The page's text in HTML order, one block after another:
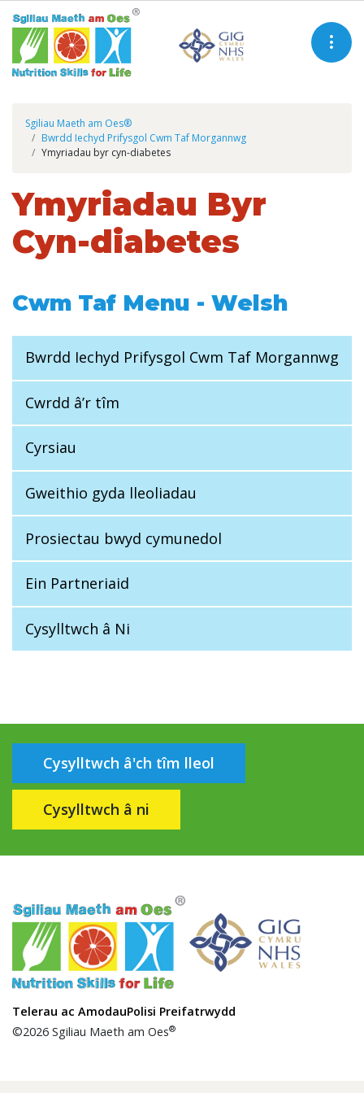
Sgiliau Maeth am Oes®
Bwrdd Iechyd Prifysgol Cwm Taf Morgannwg
Ymyriadau byr cyn-diabetes
Cwm Taf Menu - Welsh
Bwrdd Iechyd Prifysgol Cwm Taf Morgannwg
Cwrdd â’r tîm
Cyrsiau
Gweithio gyda lleoliadau
Prosiectau bwyd cymunedol
Ein Partneriaid
Cysylltwch â Ni
Ymyriadau Byr
Cyn-diabetes
Cysylltwch â'ch tîm lleol
Cysylltwch â ni
Telerau ac AmodauPolisi Preifatrwydd
©2026 Sgiliau Maeth am Oes®